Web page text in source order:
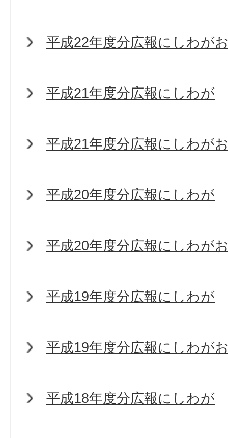
平成22年度分広報にしわが
平成21年度分広報にしわが
平成21年度分広報にしわが
平成20年度分広報にしわが
平成20年度分広報にしわが
平成19年度分広報にしわが
平成19年度分広報にしわが
平成18年度分広報にしわが